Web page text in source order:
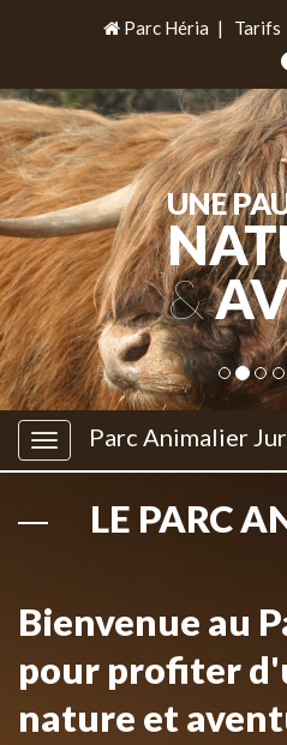
Parc Héria | Tarifs
UNE
&
Parc Animalier
LE PARC
Bienvenue au
pour profiter
nature et